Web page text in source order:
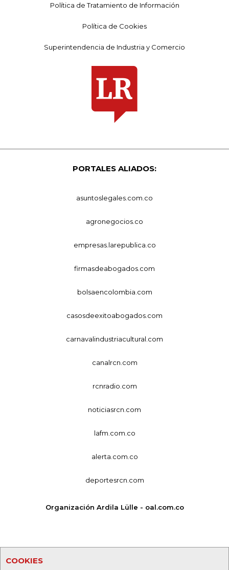
COOKIES
Política de Tratamiento de Información
Política de Cookies
Superintendencia de Industria y Comercio
PORTALES ALIADOS:
asuntoslegales.com.co
agronegocios.co
empresas.larepublica.co
firmasdeabogados.com
bolsaencolombia.com
casosdeexitoabogados.com
carnavalindustriacultural.com
canalrcn.com
rcnradio.com
noticiasrcn.com
lafm.com.co
alerta.com.co
deportesrcn.com
Organización Ardila Lülle - oal.com.co